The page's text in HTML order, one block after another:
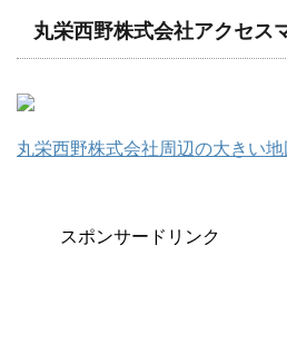
丸栄西野株式会社アクセス
丸栄西野株式会社周辺の大きい地
スポンサードリンク